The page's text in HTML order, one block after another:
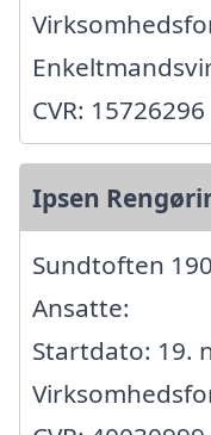
CVR: 15726296
Ipsen
Sundtoften
Ansatte:
Startdato: 19.